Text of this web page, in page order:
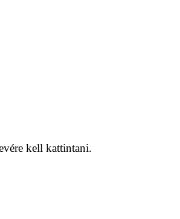
kell kattintani.